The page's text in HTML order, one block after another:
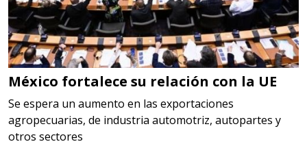
Especificaciones:
HSS, CON RECUBRIMIENTO,
CARBURO, RIMAS, ENDMILLS,
BROCAS, LIMAS, ETC
Aplicar al Requerimiento
Empresa en Querétaro
México fortalece su relación con la UE
Se espera un aumento en las exportaciones
agropecuarias, de industria automotriz, autopartes y
otros sectores